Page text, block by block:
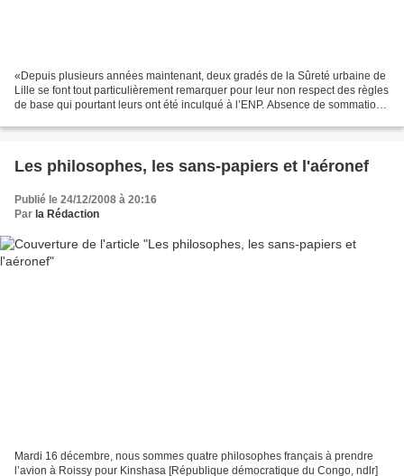
«Depuis plusieurs années maintenant, deux gradés de la Sûreté urbaine de
Lille se font tout particulièrement remarquer pour leur non respect des règles
de base qui pourtant leurs ont été inculqué à l’ENP. Absence de sommation,
Les philosophes, les sans-papiers et l'aéronef
Publié le 24/12/2008 à 20:16
Par la Rédaction
Mardi 16 décembre, nous sommes quatre philosophes français à prendre
l’avion à Roissy pour Kinshasa [République démocratique du Congo, ndlr]